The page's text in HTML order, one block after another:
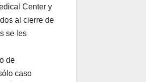
Center y
al cierre de
se les
de
caso